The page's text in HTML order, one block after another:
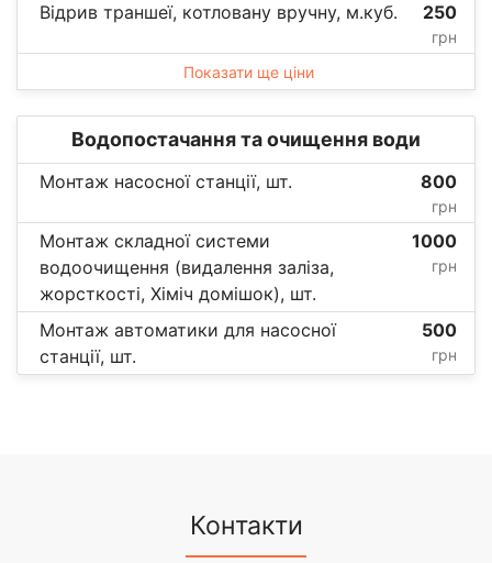
Відрив траншеї, котловану вручну, м.куб. 250
грн
Показати ще ціни
Водопостачання та очищення води
Монтаж насосної станції, шт. 800
грн
Монтаж складної системи
водоочищення (видалення заліза,
жорсткості, Хіміч домішок), шт.
1000
грн
Монтаж автоматики для насосної
станції, шт.
500
грн
Контакти